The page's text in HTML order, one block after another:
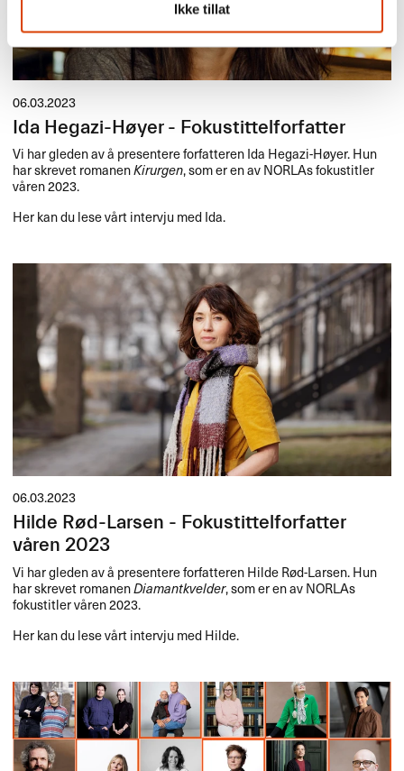
Ikke tillat
06.03.2023
Ida Hegazi-Høyer - Fokustittelforfatter
Vi har gleden av å presentere forfatteren Ida Hegazi-Høyer. Hun
har skrevet romanenKirurgen, som er en av NORLAs fokustitler
våren 2023.
Her kan du lese vårt intervju med Ida.
06.03.2023
Hilde Rød-Larsen - Fokustittelforfatter
våren 2023
Vi har gleden av å presentere forfatteren Hilde Rød-Larsen. Hun
har skrevet romanenDiamantkvelder, som er en av NORLAs
fokustitler våren 2023.
Her kan du lese vårt intervju med Hilde.